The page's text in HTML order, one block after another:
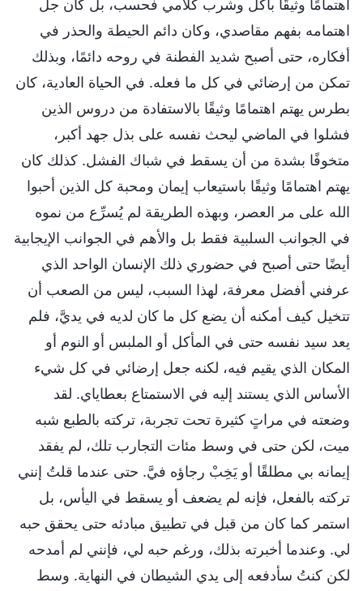
اهتمامًا وثيقًا بأكل وشرب كلامي فحسب، بل كان جل
اهتمامه بفهم مقاصدي، وكان دائم الحيطة والحذر في
أفكاره، حتى أصبح شديد الفطنة في روحه دائمًا، وبذلك
تمكن من إرضائي في كل ما فعله. في الحياة العادية، كان
بطرس يهتم اهتمامًا وثيقًا بالاستفادة من دروس الذين
فشلوا في الماضي ليحث نفسه على بذل جهد أكبر،
متخوفًا بشدة من أن يسقط في شباك الفشل. كذلك كان
يهتم اهتمامًا وثيقًا باستيعاب إيمان ومحبة كل الذين أحبوا
الله على مر العصر، وبهذه الطريقة لم يُسرِّع من نموه
في الجوانب السلبية فقط بل والأهم في الجوانب الإيجابية
أيضًا حتى أصبح في حضوري ذلك الإنسان الواحد الذي
عرفني أفضل معرفة، لهذا السبب، ليس من الصعب أن
تتخيل كيف أمكنه أن يضع كل ما كان لديه في يديَّ، فلم
يعد سيد نفسه حتى في المأكل أو الملبس أو النوم أو
المكان الذي يقيم فيه، لكنه جعل إرضائي في كل شيء
الأساس الذي يستند إليه في الاستمتاع بعطاياي. لقد
وضعته في مراتٍ كثيرة تحت تجربة، تركته بالطبع شبه
ميت، لكن حتى في وسط مئات التجارب تلك، لم يفقد
إيمانه بي مطلقًا أو يَخِبْ رجاؤه فيَّ. حتى عندما قلتُ إنني
تركته بالفعل، فإنه لم يضعف أو يسقط في اليأس، بل
استمر كما كان من قبل في تطبيق مبادئه حتى يحقق حبه
لي. وعندما أخبرته بذلك، ورغم حبه لي، فإنني لم أمدحه
لكن كنتُ سأدفعه إلى يدي الشيطان في النهاية. وسط